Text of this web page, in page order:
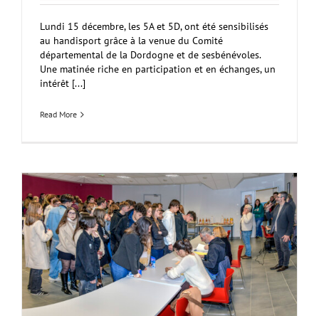
Lundi 15 décembre, les 5A et 5D, ont été sensibilisés
au handisport grâce à la venue du Comité
départemental de la Dordogne et de sesbénévoles.
Une matinée riche en participation et en échanges, un
intérêt [...]
Read More